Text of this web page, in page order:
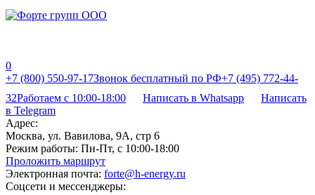
0
+7 (800) 550-97-17Звонок бесплатный по РФ+7 (495) 772-44-
32Работаем с 10:00-18:00 Написать в Whatsapp
Написать
в Telegram
Адрес:
Москва, ул. Вавилова, 9А, стр 6
Режим работы: Пн-Пт, с 10:00-18:00
Проложить маршрут
Электронная почта: forte@h-energy.ru
Соцсети и мессенджеры: